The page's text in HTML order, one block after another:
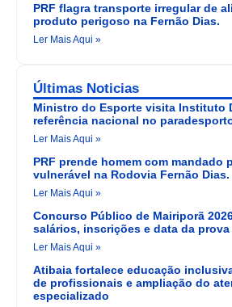
PRF flagra transporte irregular de
produto perigoso na Fernão Dias.
Ler Mais Aqui »
Últimas Noticias
Ministro do Esporte visita Instituto
referência nacional no
Ler Mais Aqui »
PRF prende homem com mandado
vulnerável na Rodovia Fernão Dias.
Ler Mais Aqui »
Concurso Público de Mairiporã
salários, inscrições e data da prova
Ler Mais Aqui »
Atibaia fortalece educação
de profissionais e ampliação do
especializado